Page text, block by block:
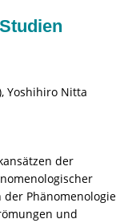
Yoshihiro Nitta
der
der Phänomenologie
und